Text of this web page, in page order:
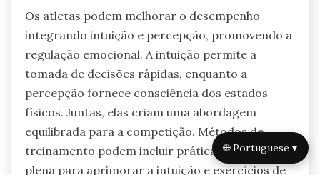
Os atletas podem melhorar o desempenho
integrando intuição e percepção, promovendo a
regulação emocional. A intuição permite a
tomada de decisões rápidas, enquanto a
percepção fornece consciência dos estados
físicos. Juntas, elas criam uma abordagem
equilibrada para a competição. Métodos de
treinamento podem incluir práticas de atenção
plena para aprimorar a intuição e exercícios de
🌐 Portuguese ▾